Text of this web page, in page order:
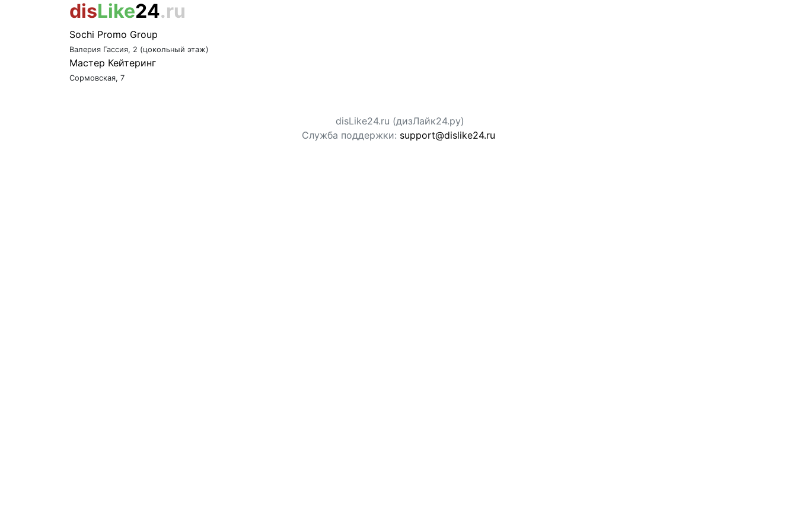
disLike24.ru
Sochi Promo Group
Валерия Гассия, 2 (цокольный этаж)
Мастер Кейтеринг
Сормовская, 7
disLike24.ru (дизЛайк24.ру)
Служба поддержки: support@dislike24.ru